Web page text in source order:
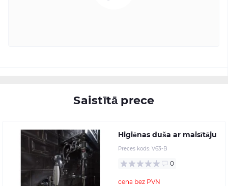
Saistītā prece
Higiēnas duša ar maisītāju
Preces kods: V63-B
0
cena bez PVN